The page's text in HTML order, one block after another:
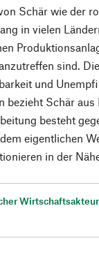
Schär wie der
in vielen
sind.
und
bezieht Schär
besteht
eigentlichen
in der